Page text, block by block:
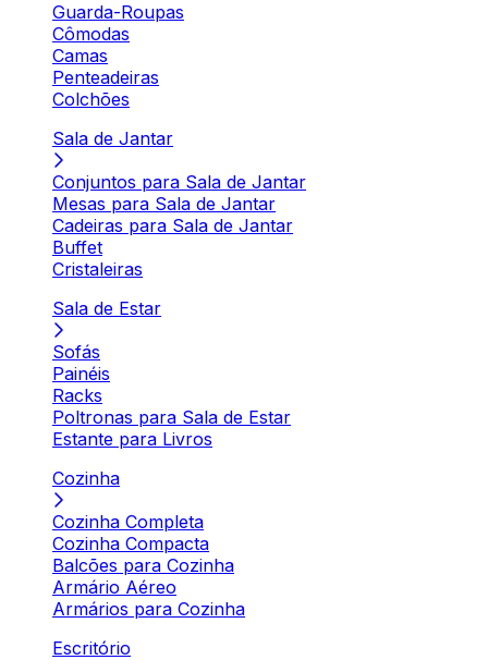
Guarda-Roupas
Cômodas
Camas
Penteadeiras
Colchões
Sala de Jantar
Conjuntos para Sala de Jantar
Mesas para Sala de Jantar
Cadeiras para Sala de Jantar
Buffet
Cristaleiras
Sala de Estar
Sofás
Painéis
Racks
Poltronas para Sala de Estar
Estante para Livros
Cozinha
Cozinha Completa
Cozinha Compacta
Balcões para Cozinha
Armário Aéreo
Armários para Cozinha
Escritório